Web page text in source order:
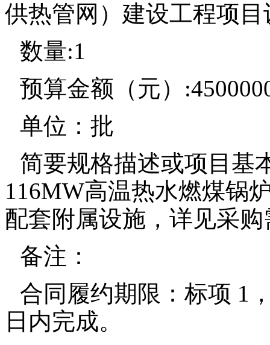
供热管网）建设工程项
数量:1
预算金额（元）
单位：批
简要规格描述或项目基
116MW高温热水燃煤锅
配套附属设施，详见采购
备注：
合同履约期限：标项 1
日内完成。